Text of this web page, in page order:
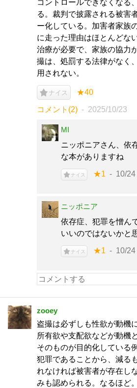
コントロールできなくなる
る。裁判で披露される被害
ー化している。加害者家族
に走った理由はほとんどな
治療が必要で、家族の協力
撮は、処罰する法律がなく
用されない。
ナイス ★40
コメント(2) 2025/10/23
MI
ニッポニアさん、依
な本がありますね
ナイス ★1 10/
ニッポニア
依存症、犯罪を憎ん
いいのではないかと
ナイス ★1 10/
zooey
盗撮は必ずしも性欲が動機
所有欲や支配欲などが動機
そのものが目的化している
犯罪であることから、減る
れなければ被害者が存在し
みも認められる。なるほど。